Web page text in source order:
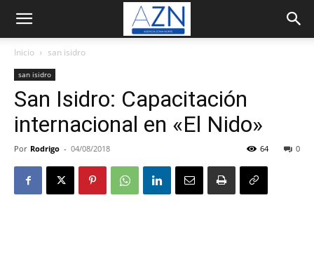
Inicio san isidro
san isidro
San Isidro: Capacitación
internacional en «El Nido»
Por Rodrigo - 04/08/2018 0
64